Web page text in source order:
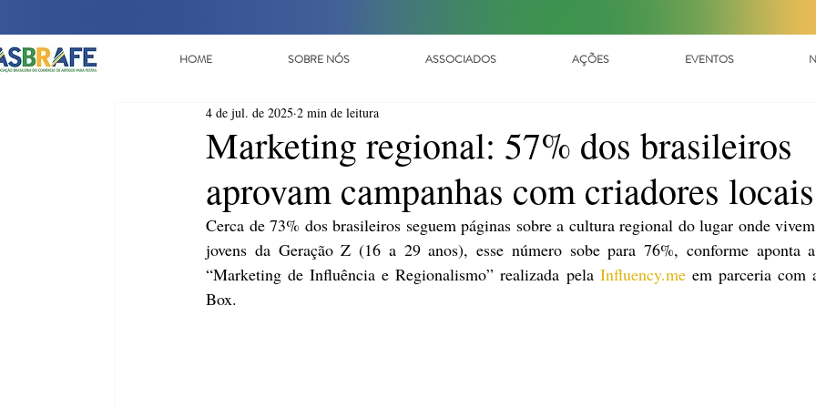
HOME SOBRE NÓS ASSOCIADOS AÇÕES EVENTOS
Marketing regional: 57% dos brasileiros
aprovam campanhas com criadores locais
4 de jul. de 2025 2 min de leitura
Cerca de 73% dos brasileiros seguem páginas sobre a cultura regional do lugar onde
jovens da Geração Z (16 a 29 anos), esse número sobe para 76%, conforme aponta
“Marketing de Influência e Regionalismo” realizada pela Influency.me em parceria com
Box.